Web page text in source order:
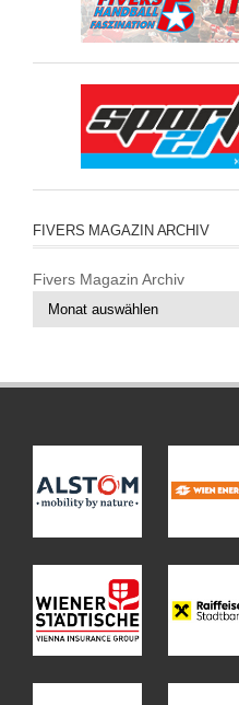
FIVERS MAGAZIN ARCHIV
Fivers Magazin Archiv